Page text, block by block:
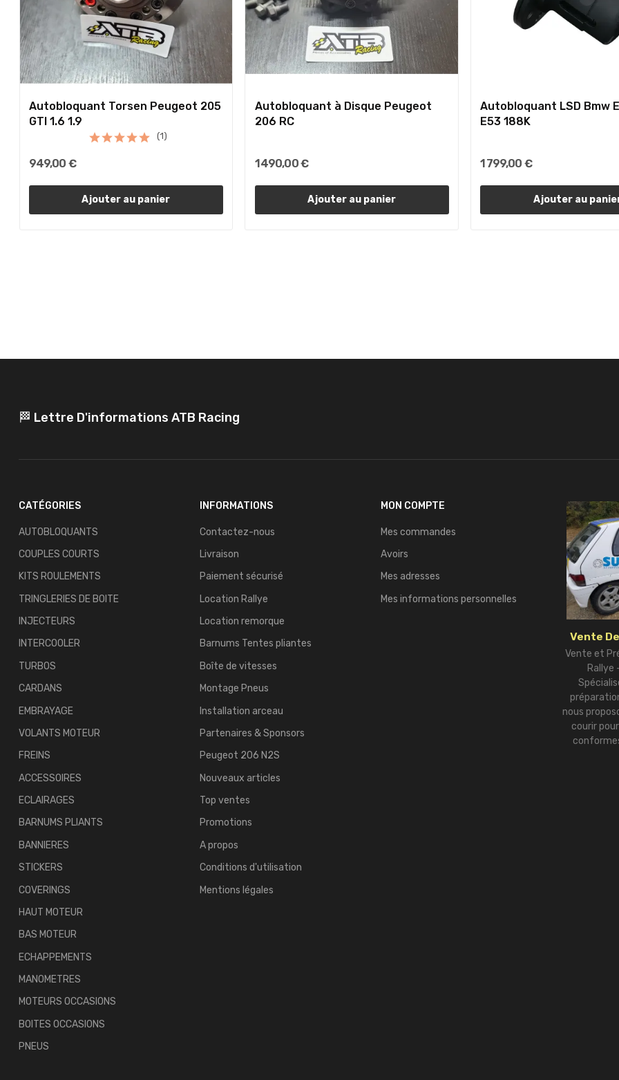
Autobloquant Torsen Peugeot 205
GTI 1.6 1.9
(1)
949,00 €
Ajouter au panier
Autobloquant à Disque Peugeot
206 RC
1 490,00 €
Ajouter au panier
Autobloquant LSD Bmw
E53 188K
1 799,00 €
Ajouter au
🏁 Lettre D'informations ATB Racing
CATÉGORIES
AUTOBLOQUANTS
COUPLES COURTS
KITS ROULEMENTS
TRINGLERIES DE BOITE
INJECTEURS
INTERCOOLER
TURBOS
CARDANS
EMBRAYAGE
VOLANTS MOTEUR
FREINS
ACCESSOIRES
ECLAIRAGES
BARNUMS PLIANTS
BANNIERES
STICKERS
COVERINGS
HAUT MOTEUR
BAS MOTEUR
ECHAPPEMENTS
MANOMETRES
MOTEURS OCCASIONS
BOITES OCCASIONS
PNEUS
INFORMATIONS
Contactez-nous
Livraison
Paiement sécurisé
Location Rallye
Location remorque
Barnums Tentes pliantes
Boîte de vitesses
Montage Pneus
Installation arceau
Partenaires & Sponsors
Peugeot 206 N2S
Nouveaux articles
Top ventes
Promotions
A propos
Conditions d'utilisation
Mentions légales
MON COMPTE
Mes commandes
Avoirs
Mes adresses
Mes informations personnelles
Vente
Vente et
Rallye
nous
courir